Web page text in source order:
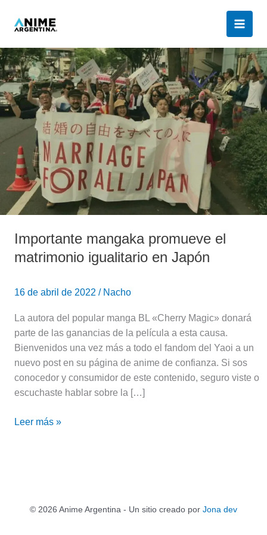
Importante mangaka promueve el
matrimonio igualitario en Japón
16 de abril de 2022 / Nacho
La autora del popular manga BL «Cherry Magic» donará
parte de las ganancias de la película a esta causa.
Bienvenidos una vez más a todo el fandom del Yaoi a un
nuevo post en su página de anime de confianza. Si sos
conocedor y consumidor de este contenido, seguro viste o
escuchaste hablar sobre la […]
Importante
mangaka
promueve
el
matrimonio
igualitario
en
Japón
Leer más »
© 2026 Anime Argentina - Un sitio creado por Jona dev